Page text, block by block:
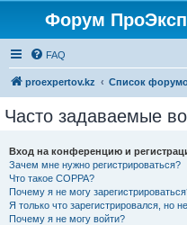
Форум
FAQ
proexpertov.kz Список
Часто задаваемые
Вход на конференцию и
Зачем мне нужно регистрироваться?
Что такое COPPA?
Почему я не могу
Я только что зарегистрировался, но
Почему я не могу войти?